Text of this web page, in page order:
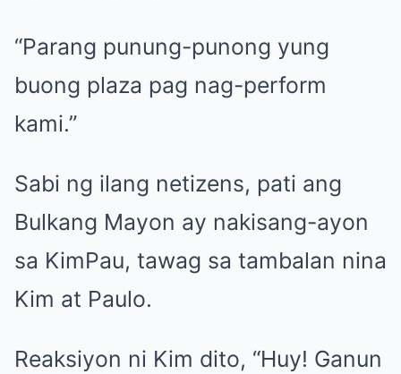
“Parang punung-punong yung
buong plaza pag nag-perform
kami.”
Sabi ng ilang netizens, pati ang
Bulkang Mayon ay nakisang-ayon
sa KimPau, tawag sa tambalan nina
Kim at Paulo.
Reaksiyon ni Kim dito, “Huy! Ganun